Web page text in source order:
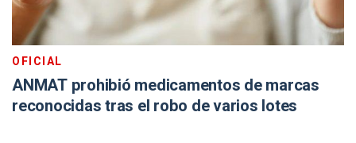
OFICIAL
ANMAT prohibió medicamentos de marcas
reconocidas tras el robo de varios lotes